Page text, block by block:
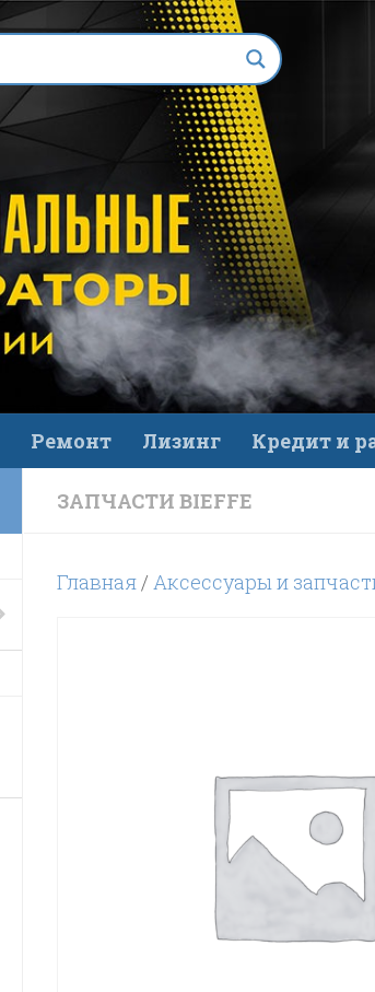
Ремонт Лизинг Кредит и
ЗАПЧАСТИ BIEFFE
Главная/ Аксессуары и